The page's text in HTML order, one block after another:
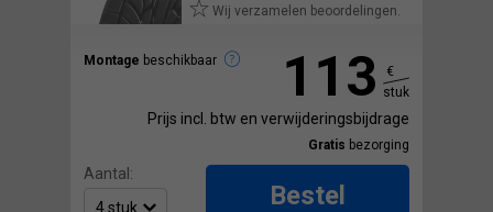
Wij verzamelen beoordelingen.
Montage beschikbaar 113
€
stuk
Prijs incl. btw en verwijderingsbijdrage
Gratis bezorging
Aantal:
Bestel